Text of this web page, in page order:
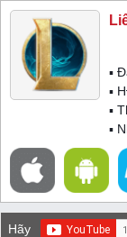
▪
▪
▪
▪
Hãy